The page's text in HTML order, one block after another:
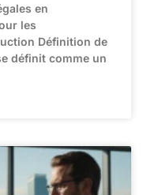
en
les
Définition de
définit comme un